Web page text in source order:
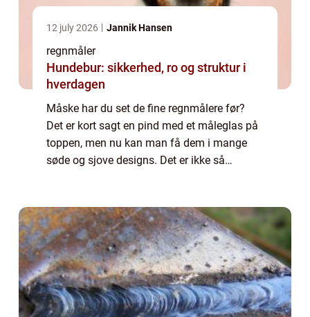
12 july 2026 Jannik Hansen
regnmåler
Hundebur: sikkerhed, ro og struktur i
hverdagen
Måske har du set de fine regnmålere før?
Det er kort sagt en pind med et måleglas på
toppen, men nu kan man få dem i mange
søde og sjove designs. Det er ikke så
alle de fine regn...